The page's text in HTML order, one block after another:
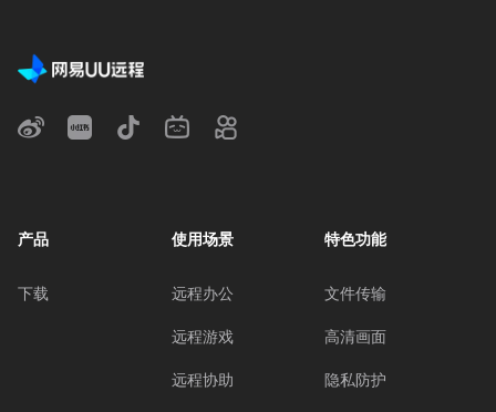
产品
下载
使用场景
远程办公
远程游戏
远程协助
特色功能
文件传输
高清画面
隐私防护